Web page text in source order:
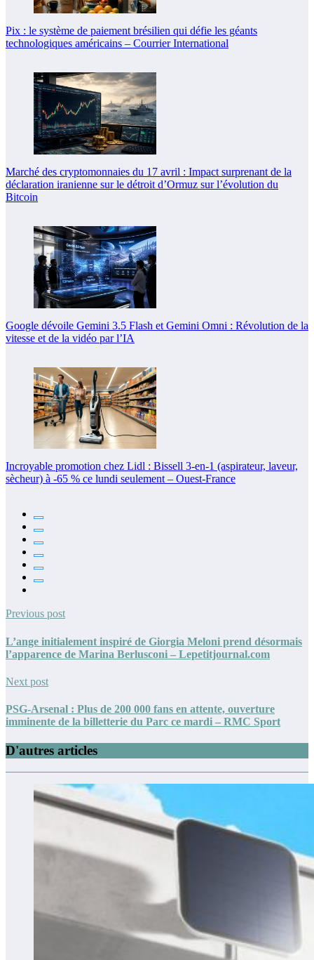
Pix : le système de paiement brésilien qui défie les géants
technologiques américains – Courrier International
Marché des cryptomonnaies du 17 avril : Impact surprenant de la
déclaration iranienne sur le détroit d’Ormuz sur l’évolution du
Bitcoin
Google dévoile Gemini 3.5 Flash et Gemini Omni : Révolution de la
vitesse et de la vidéo par l’IA
Incroyable promotion chez Lidl : Bissell 3-en-1 (aspirateur, laveur,
sècheur) à -65 % ce lundi seulement – Ouest-France
Previous post
L’ange initialement inspiré de Giorgia Meloni prend désormais
l’apparence de Marina Berlusconi – Lepetitjournal.com
Next post
PSG-Arsenal : Plus de 200 000 fans en attente, ouverture
imminente de la billetterie du Parc ce mardi – RMC Sport
D'autres articles